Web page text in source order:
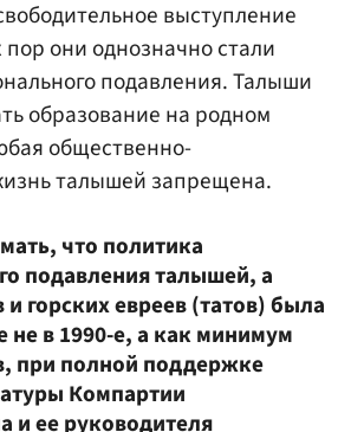
выступление
они однозначно стали
подавления. Талыши
образование на родном
общественно-
талышей запрещена.
что политика
подавления талышей, а
горских евреев (татов) была
не в 1990-е, а как минимум
при полной поддержке
Компартии
и ее руководителя